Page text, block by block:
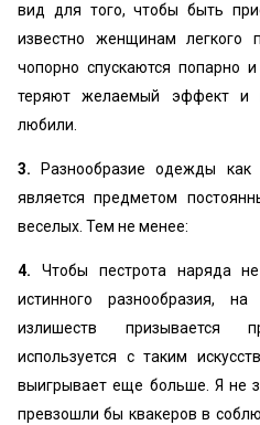
вид для того, чтобы быть
известно женщинам легкого
чопорно спускаются попарно
теряют желаемый эффект и
любили.
3.
Разнообразие одежды
является предметом
веселых. Тем не менее:
4. Чтобы пестрота наряда
истинного разнообразия,
излишеств призывается
используется с таким
выигрывает еще больше. Я не
превзошли бы квакеров в